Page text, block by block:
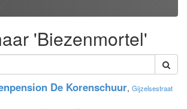
'Biezenmortel'
De Korenschuur, Gijzelsestraat